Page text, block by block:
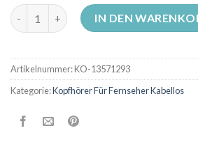
kopfhörer für fernseher kabellos
IN DEN
Artikelnummer:KO-13571293
Kategorie:Kopfhörer Für Fernseher Kabellos